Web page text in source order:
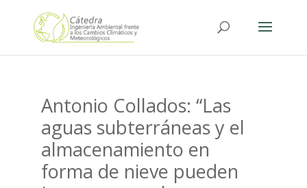
Antonio Collados: “Las
aguas subterráneas y el
almacenamiento en
forma de nieve pueden